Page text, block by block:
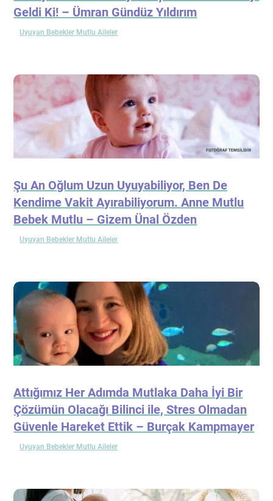
Geldi Ki! – Ümran Gündüz Yıldırım
Uyuyan Bebekler Mutlu Aileler
Şu An Oğlum Uzun Uyuyabiliyor, Ben De
Kendime Vakit Ayırabiliyorum. Anne Mutlu
Bebek Mutlu – Gizem Ünal Özden
Uyuyan Bebekler Mutlu Aileler
Attığımız Her Adımda Mutlaka Daha İyi Bir
Çözümün Olacağı Bilinci ile, Stres Olmadan
Güvenle Hareket Ettik – Burçak Kampmayer
Uyuyan Bebekler Mutlu Aileler